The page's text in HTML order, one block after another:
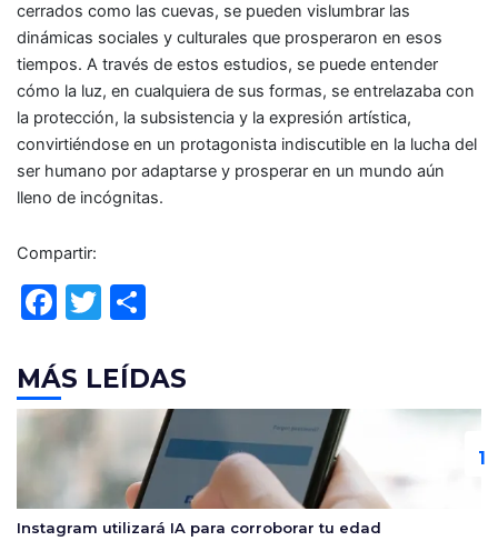
cerrados como las cuevas, se pueden vislumbrar las
dinámicas sociales y culturales que prosperaron en esos
tiempos. A través de estos estudios, se puede entender
cómo la luz, en cualquiera de sus formas, se entrelazaba con
la protección, la subsistencia y la expresión artística,
convirtiéndose en un protagonista indiscutible en la lucha del
ser humano por adaptarse y prosperar en un mundo aún
lleno de incógnitas.
Compartir:
F
c
e
b
o
o
T
itt
er
m
p
ar
tir
MÁS LEÍDAS
Instagram utilizará IA para corroborar tu edad